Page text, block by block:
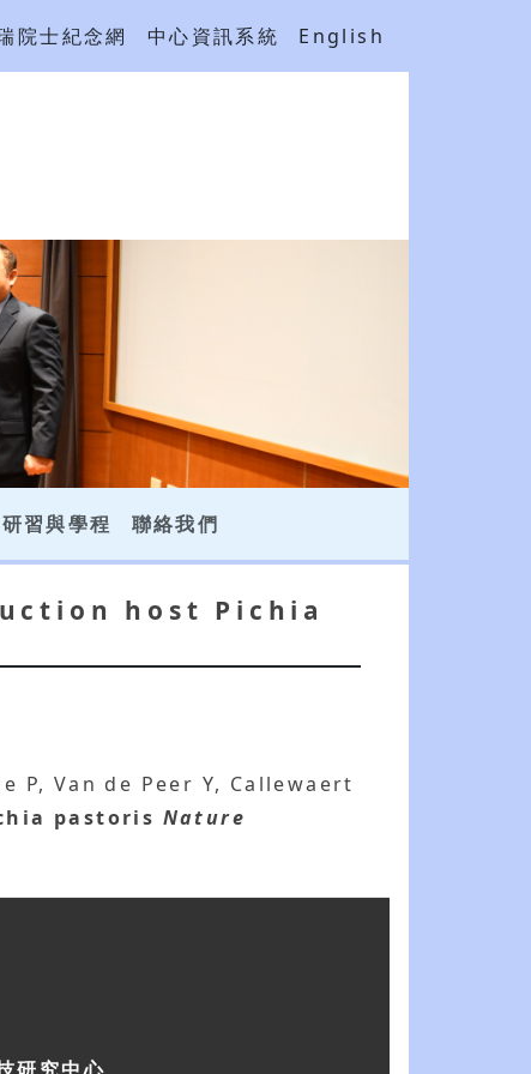
院士紀念網 中心資訊系統 English
研習與學程 聯絡我們
host Pichia
P, Van de Peer Y, Callewaert
pastoris Nature